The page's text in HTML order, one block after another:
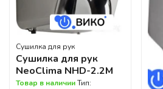
Сушилка для рук
Сушилка для рук
NeoClima NHD-2.2M
Товар в наличииТип: